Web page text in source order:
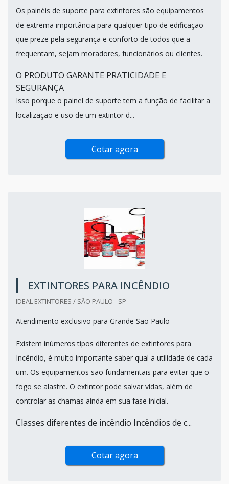
Os painéis de suporte para extintores são equipamentos
de extrema importância para qualquer tipo de edificação
que preze pela segurança e conforto de todos que a
frequentam, sejam moradores, funcionários ou clientes.
O PRODUTO GARANTE PRATICIDADE E
SEGURANÇA
Isso porque o painel de suporte tem a função de facilitar a
localização e uso de um extintor d...
Cotar agora
EXTINTORES PARA INCÊNDIO
IDEAL EXTINTORES / SÃO PAULO - SP
Atendimento exclusivo para Grande São Paulo
Existem inúmeros tipos diferentes de extintores para
Incêndio, é muito importante saber qual a utilidade de cada
um. Os equipamentos são fundamentais para evitar que o
fogo se alastre. O extintor pode salvar vidas, além de
controlar as chamas ainda em sua fase inicial.
Classes diferentes de incêndio Incêndios de c...
Cotar agora